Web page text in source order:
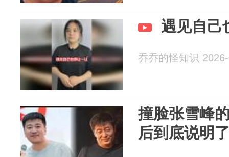
遇见自己
乔乔的怪知识
撞脸张雪峰
后到底说明